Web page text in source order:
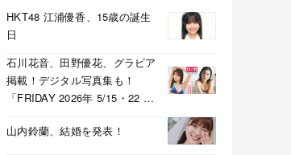
HKT48 江浦優香、15歳の誕生
日
石川花音、田野優花、グラビア
掲載！デジタル写真集も！
「FRIDAY 2026年 5/15・22 合
山内鈴蘭、結婚を発表！